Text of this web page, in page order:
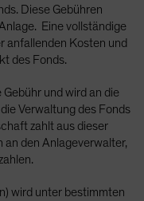
Diese Gebühren
Eine vollständige
anfallenden Kosten und
des Fonds.
und wird an die
Verwaltung des Fonds
zahlt aus dieser
an den Anlageverwalter,
wird unter bestimmten